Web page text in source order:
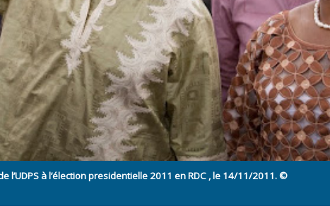
l’UDPS à l’élection presidentielle 2011 en RDC , le 14/11/2011. ©